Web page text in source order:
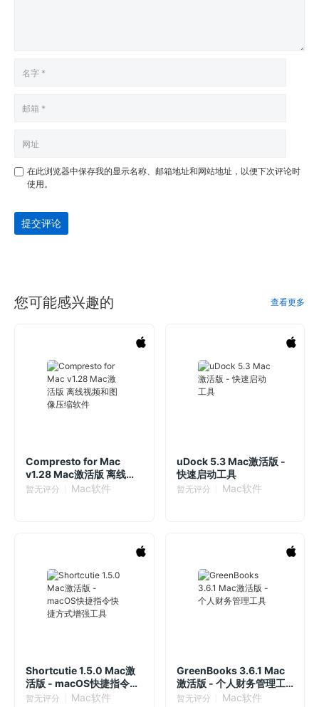
在此浏览器中保存我的显示名称、邮箱地址和网站地址，以便下次评论时
使用。
提交评论
您可能感兴趣的 查看更多
Compresto for Mac
v1.28 Mac激活版 离线视
频和图像压缩软件
暂无评分 Mac软件
uDock 5.3 Mac激活版 -
快速启动工具
暂无评分 Mac软件
Shortcutie 1.5.0 Mac激
活版 - macOS快捷指令快
捷方式增强工具
暂无评分 Mac软件
GreenBooks 3.6.1 Mac
激活版 - 个人财务管理工
具
暂无评分 Mac软件